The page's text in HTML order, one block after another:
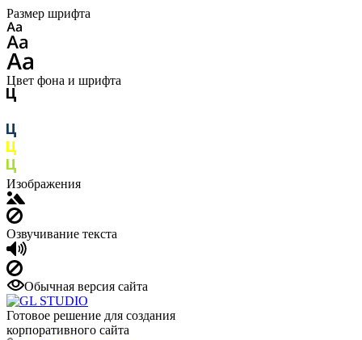
Размер шрифта
Цвет фона и шрифта
Изображения
Озвучивание текста
Обычная версия сайта
Готовое решение для создания
корпоративного сайта